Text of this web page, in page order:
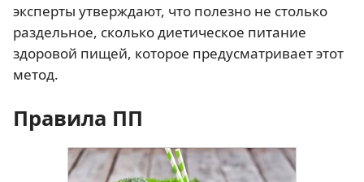
эксперты утверждают, что полезно не столько
раздельное, сколько диетическое питание
здоровой пищей, которое предусматривает этот
метод.
Правила ПП